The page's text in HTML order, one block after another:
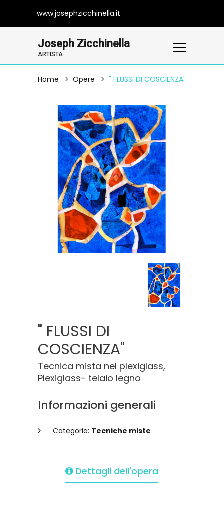
www.josephzicchinella.it
Joseph Zicchinella
ARTISTA
Home Opere " FLUSSI DI COSCIENZA"
" FLUSSI DI
COSCIENZA"
Tecnica mista nel plexiglass,
Plexiglass- telaio legno
Informazioni generali
Categoria: Tecniche miste
Dettagli dell'opera